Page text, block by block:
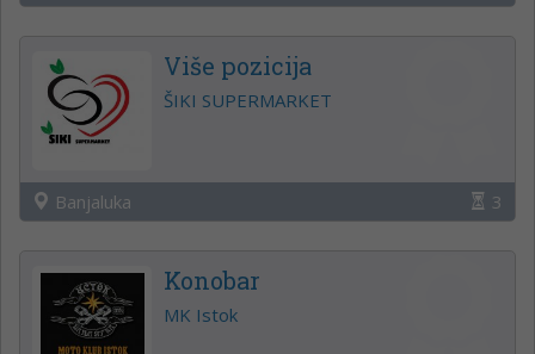
Više pozicija
ŠIKI SUPERMARKET
Banjaluka 3
Konobar
MK Istok